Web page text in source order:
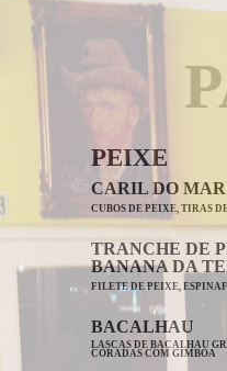
PEIXE
CARIL DO MAR
CUBOS DE PEIXE, TIRAS
TRANCHE DE
BANANA DA
FILETE DE PEIXE,
BACALHAU
LASCAS DE BACALHAU
CORADAS COM GIMBOA